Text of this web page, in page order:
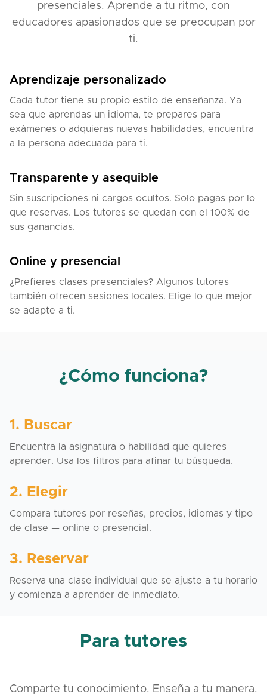
presenciales. Aprende a tu ritmo, con
educadores apasionados que se preocupan por
ti.
Aprendizaje personalizado
Cada tutor tiene su propio estilo de enseñanza. Ya
sea que aprendas un idioma, te prepares para
exámenes o adquieras nuevas habilidades, encuentra
a la persona adecuada para ti.
Transparente y asequible
Sin suscripciones ni cargos ocultos. Solo pagas por lo
que reservas. Los tutores se quedan con el 100% de
sus ganancias.
Online y presencial
¿Prefieres clases presenciales? Algunos tutores
también ofrecen sesiones locales. Elige lo que mejor
se adapte a ti.
¿Cómo funciona?
1. Buscar
Encuentra la asignatura o habilidad que quieres
aprender. Usa los filtros para afinar tu búsqueda.
2. Elegir
Compara tutores por reseñas, precios, idiomas y tipo
de clase — online o presencial.
3. Reservar
Reserva una clase individual que se ajuste a tu horario
y comienza a aprender de inmediato.
Para tutores
Comparte tu conocimiento. Enseña a tu manera.